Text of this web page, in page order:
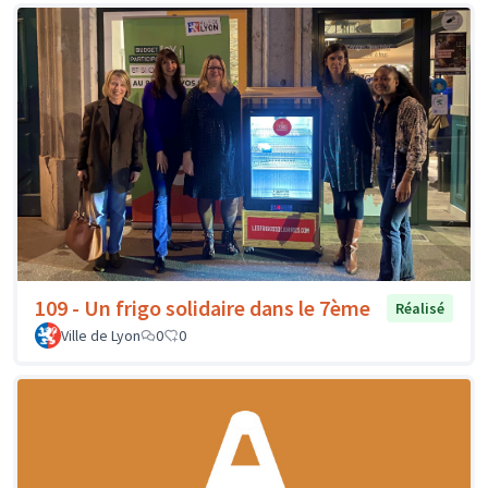
109 - Un frigo solidaire dans le 7ème
Réalisé
Ville de Lyon
0 0